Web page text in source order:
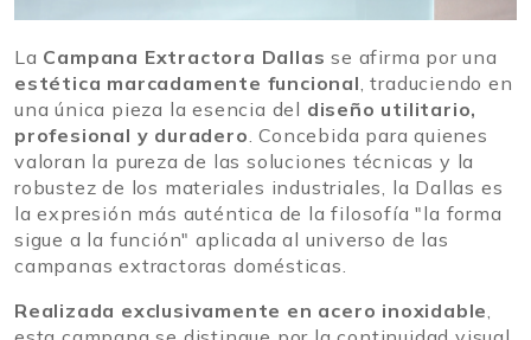
La Campana Extractora Dallas se afirma por una
estética marcadamente funcional , traduciendo en
una única pieza la esencia del diseño utilitario,
profesional y duradero . Concebida para quienes
valoran la pureza de las soluciones técnicas y la
robustez de los materiales industriales, la Dallas es
la expresión más auténtica de la filosofía "la forma
sigue a la función" aplicada al universo de las
campanas extractoras domésticas.
Realizada exclusivamente en acero inoxidable